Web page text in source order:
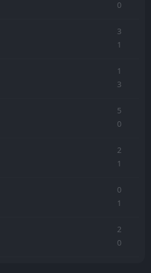
0
3
1
1
3
5
0
2
1
0
1
2
0